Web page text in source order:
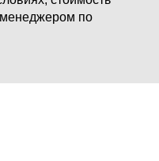
менеджером по